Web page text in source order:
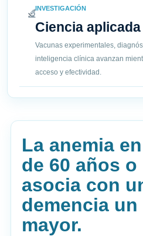
INVESTIGACIÓN
Ciencia
Vacunas experimentales,
inteligencia clínica avanzan
acceso y efectividad.
La anemia
de 60 años o
asocia con
demencia un
mayor.